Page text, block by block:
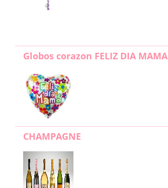
Globos corazon FELIZ DIA MAMA
CHAMPAGNE